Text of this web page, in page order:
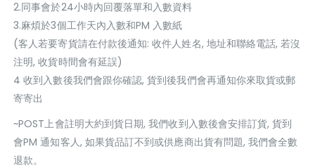
2.同事會於24小時內回覆落單和入數資料
3.麻煩於3個工作天內入數和PM 入數紙
(客人若要寄貨請在付款後通知: 收件人姓名, 地址和聯絡電話, 若沒
注明, 收貨時間會有延誤)
4 收到入數後我們會跟你確認, 貨到後我們會再通知你來取貨或郵
寄寄出
~POST上會註明大約到貨日期, 我們收到入數後會安排訂貨, 貨到
會PM 通知客人, 如果貨品訂不到或供應商出貨有問題, 我們會全數
退款。